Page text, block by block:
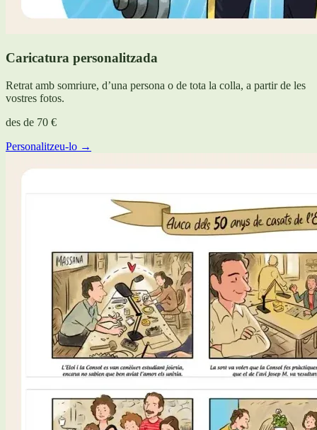
Caricatura personalitzada
Retrat amb somriure, d’una persona o de tota la colla, a partir de les
vostres fotos.
des de 70 €
Personalitzeu-lo →